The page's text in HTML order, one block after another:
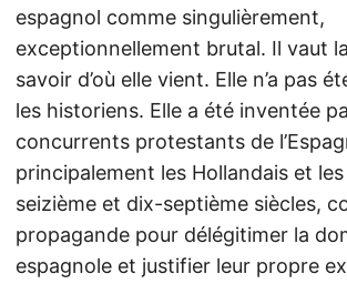
espagnol comme singulièrement,
exceptionnellement brutal. Il vaut
savoir d’où elle vient. Elle n’a pas
les historiens. Elle a été inventée
concurrents protestants de
principalement les Hollandais et
seizième et dix-septième siècles,
propagande pour délégitimer la
espagnole et justifier leur propre